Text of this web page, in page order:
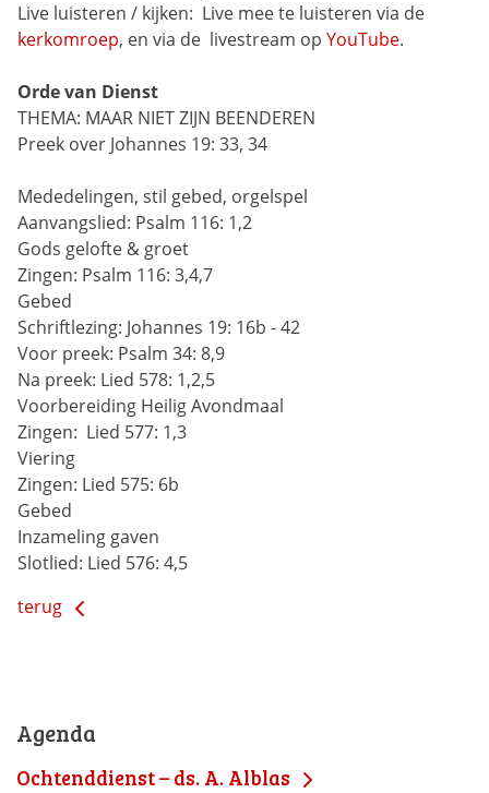
Live luisteren / kijken:
kerkomroep, en via de livestream op YouTube.
Orde van Dienst
THEMA: MAAR NIET ZIJN BEENDEREN
Preek over Johannes 19: 33, 34
Mededelingen, stil gebed, orgelspel
Aanvangslied: Psalm 116: 1,2
Gods gelofte & groet
Zingen: Psalm 116: 3,4,7
Gebed
Schriftlezing: Johannes 19: 16b - 42
Voor preek: Psalm 34: 8,9
Na preek: Lied 578: 1,2,5
Voorbereiding Heilig Avondmaal
Zingen: Lied 577: 1,3
Viering
Zingen: Lied 575: 6b
Gebed
Inzameling gaven
Slotlied: Lied 576: 4,5
terug
Agenda
Ochtenddienst – ds. A. Alblas